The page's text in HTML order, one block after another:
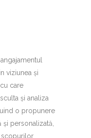
viziunea și
care
și analiza
o propunere
personalizată,
scopurilor